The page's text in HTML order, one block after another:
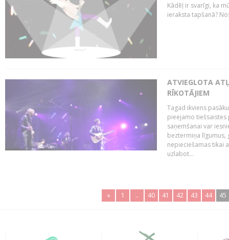
Kādēļ ir svarīgi, ka
ieraksta tapšanā?
ATVIEGLOTA
RĪKOTĀJIEM
Tagad ikviens
pieejamo tiešsaistes
saņemšanai var
beztermiņa līgumus,
nepieciešamas tikai
uzlabot...
« 1 .. 40 41 42 43 44 45